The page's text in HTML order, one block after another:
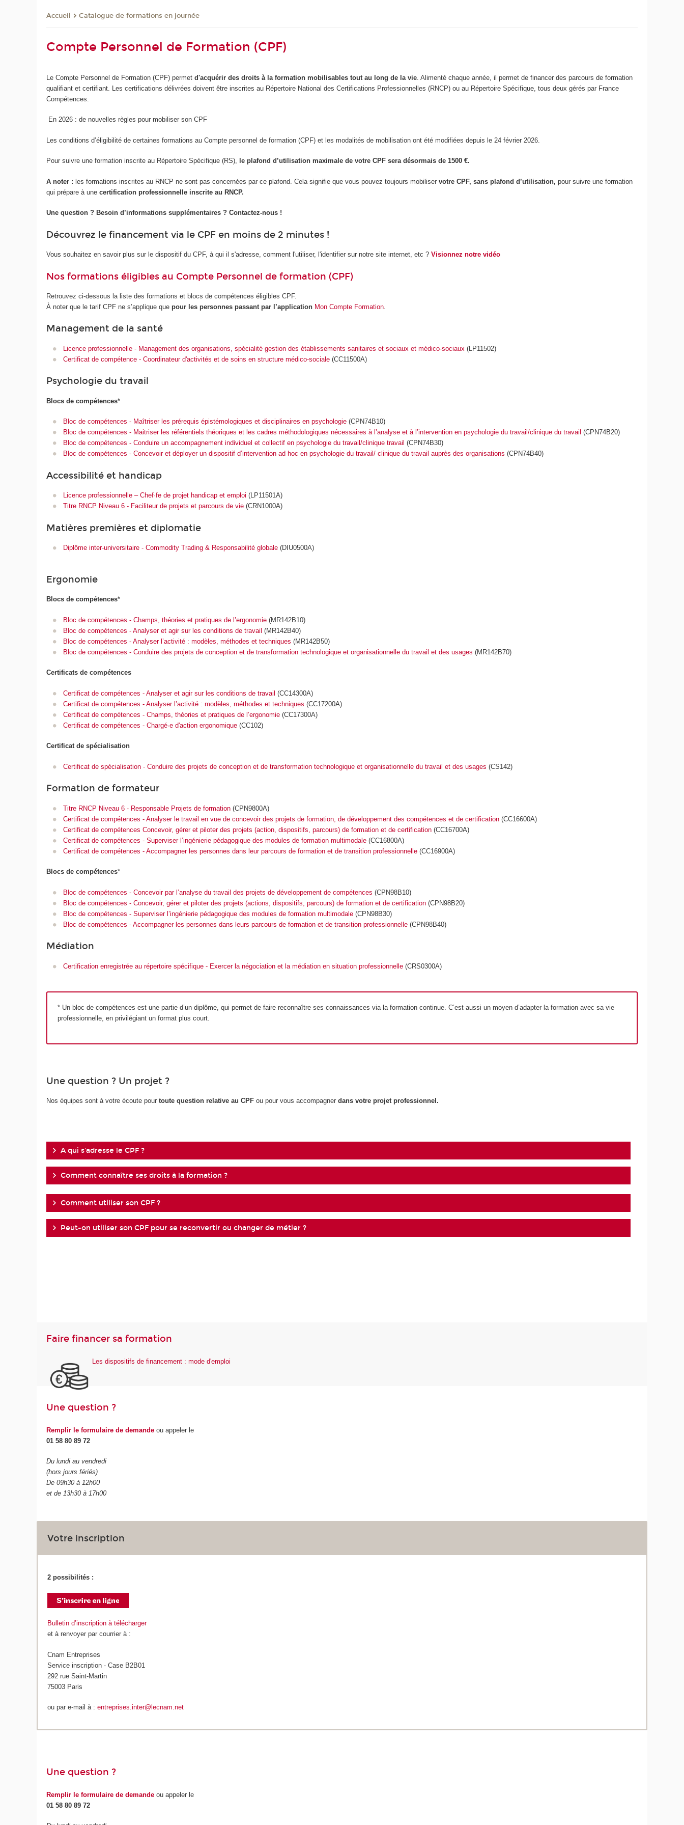
Accueil Catalogue de formations en journée
Compte Personnel de Formation (CPF)
Le Compte Personnel de Formation (CPF) permetd'acquérir des droits à la formation mobilisables tout au long de la vie . Alimenté chaque année, il permet de financer des parcours de formation
qualifiant et certifiant. Les certifications délivrées doivent être inscrites au Répertoire National des Certifications Professionnelles (RNCP) ou au Répertoire Spécifique, tous deux gérés par France
Compétences.
En 2026 : de nouvelles règles pour mobiliser son CPF
Les conditions d’éligibilité de certaines formations au Compte personnel de formation (CPF) et les modalités de mobilisation ont été modifiées depuis le 24 février 2026.
Pour suivre une formation inscrite au Répertoire Spécifique (RS), le plafond d’utilisation maximale de votre CPF sera désormais de 1500 €.
A noter : les formations inscrites au RNCP ne sont pas concernées par ce plafond. Cela signifie que vous pouvez toujours mobiliservotre CPF, sans plafond d’utilisation, pour suivre une formation
qui prépare à unecertification professionnelle inscrite au RNCP.
Une question ? Besoin d’informations supplémentaires ? Contactez-nous !
Découvrez le financement via le CPF en moins de 2 minutes !
Vous souhaitez en savoir plus sur le dispositif du CPF, à qui il s'adresse, comment l'utiliser, l'identifier sur notre site internet, etc ?Visionnez notre vidéo
Nos formations éligibles au Compte Personnel de formation (CPF)
Retrouvez ci-dessous la liste des formations et blocs de compétences éligibles CPF.
À noter que le tarif CPF ne s’applique quepour les personnes passant par l’application Mon Compte Formation
Management de la santé
Licence professionnelle - Management des organisations, spécialité gestion des établissements sanitaires et sociaux et médico-sociaux (LP11502)
Certificat de compétence - Coordinateur d'activités et de soins en structure médico-sociale(CC11500A)
Psychologie du travail
Blocs de compétences*
Bloc de compétences - Maîtriser les prérequis épistémologiques et disciplinaires en psychologie(CPN74B10)
Bloc de compétences - Maitriser les référentiels théoriques et les cadres méthodologiques nécessaires à l’analyse et à l’intervention en psychologie du travail/clinique du travail (CPN74B20)
Bloc de compétences - Conduire un accompagnement individuel et collectif en psychologie du travail/clinique travail (CPN74B30)
Bloc de compétences - Concevoir et déployer un dispositif d’intervention ad hoc en psychologie du travail/ clinique du travail auprès des organisations (CPN74B40)
Accessibilité et handicap
Licence professionnelle – Chef·fe de projet handicap et emploi (LP11501A)
Titre RNCP Niveau 6 - Faciliteur de projets et parcours de vie(CRN1000A)
Matières premières et diplomatie
Diplôme inter-universitaire - Commodity Trading & Responsabilité globale(DIU0500A)
Ergonomie
Blocs de compétences*
Bloc de compétences - Champs, théories et pratiques de l’ergonomie (MR142B10)
Bloc de compétences - Analyser et agir sur les conditions de travail (MR142B40)
Bloc de compétences - Analyser l’activité : modèles, méthodes et techniques (MR142B50)
Bloc de compétences - Conduire des projets de conception et de transformation technologique et organisationnelle du travail et des usages (MR142B70)
Certificats de compétences
Certificat de compétences - Analyser et agir sur les conditions de travail (CC14300A)
Certificat de compétences - Analyser l’activité : modèles, méthodes et techniques (CC17200A)
Certificat de compétences - Champs, théories et pratiques de l’ergonomie(CC17300A)
Certificat de compétences - Chargé·e d'action ergonomique(CC102)
Certificat de spécialisation
Certificat de spécialisation - Conduire des projets de conception et de transformation technologique et organisationnelle du travail et des usages (CS142)
Formation de formateur
Titre RNCP Niveau 6 - Responsable Projets de formation(CPN9800A)
Certificat de compétences - Analyser le travail en vue de concevoir des projets de formation, de développement des compétences et de certification(CC16600A)
Certificat de compétences Concevoir, gérer et piloter des projets (action, dispositifs, parcours) de formation et de certification(CC16700A)
Certificat de compétences - Superviser l’ingénierie pédagogique des modules de formation multimodale(CC16800A)
Certificat de compétences - Accompagner les personnes dans leur parcours de formation et de transition professionnelle(CC16900A)
Blocs de compétences*
Bloc de compétences - Concevoir par l’analyse du travail des projets de développement de compétences (CPN98B10)
Bloc de compétences - Concevoir, gérer et piloter des projets (actions, dispositifs, parcours) de formation et de certification(CPN98B20)
Bloc de compétences - Superviser l’ingénierie pédagogique des modules de formation multimodale(CPN98B30)
Bloc de compétences - Accompagner les personnes dans leurs parcours de formation et de transition professionnelle(CPN98B40)
Médiation
Certification enregistrée au répertoire spécifique - Exercer la négociation et la médiation en situation professionnelle(CRS0300A)
* Un bloc de compétences est une partie d’un diplôme, qui permet de faire reconnaître ses connaissances via la formation continue. C’est aussi un moyen d’adapter la formation avec sa vie
professionnelle, en privilégiant un format plus court.
Une question ? Un projet ?
Nos équipes sont à votre écoute pour toute question relative au CPFou pour vous accompagner dans votre projet professionnel.
A qui s'adresse le CPF ?
Comment connaître ses droits à la formation ?
Comment utiliser son CPF ?
Peut-on utiliser son CPF pour se reconvertir ou changer de métier ?
Faire financer sa formation
Les dispositifs de financement : mode d'emploi
Une question ?
Remplir le formulaire de demande ou appeler le
01 58 80 89 72
Du lundi au vendredi
(hors jours fériés)
De 09h30 à 12h00
et de 13h30 à 17h00
Votre inscription
2 possibilités :
Bulletin d’inscription à télécharger
et à renvoyer par courrier à :
Cnam Entreprises
Service inscription - Case B2B01
292 rue Saint-Martin
75003 Paris
ou par e-mail à :entreprises.inter@lecnam.net
Une question ?
Remplir le formulaire de demande ou appeler le
01 58 80 89 72